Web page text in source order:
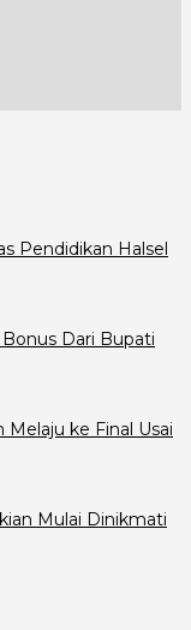
Pendidikan Halsel
Dari Bupati
ke Final Usai
Mulai Dinikmati